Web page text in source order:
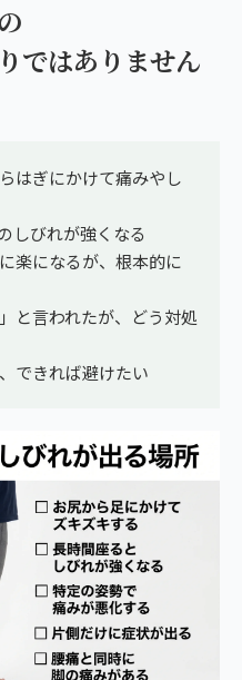
ではありません
はぎにかけて痛みやし
しびれが強くなる
楽になるが、根本的に
と言われたが、どう対処
できれば避けたい